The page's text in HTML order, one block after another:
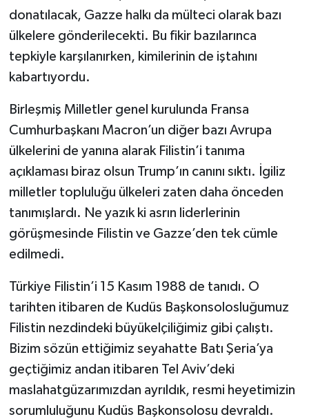
donatılacak, Gazze halkı da mülteci olarak bazı
ülkelere gönderilecekti. Bu fikir bazılarınca
tepkiyle karşılanırken, kimilerinin de iştahını
kabartıyordu.
Birleşmiş Milletler genel kurulunda Fransa
Cumhurbaşkanı Macron’un diğer bazı Avrupa
ülkelerini de yanına alarak Filistin’i tanıma
açıklaması biraz olsun Trump’ın canını sıktı. İgiliz
milletler topluluğu ülkeleri zaten daha önceden
tanımışlardı. Ne yazık ki asrın liderlerinin
görüşmesinde Filistin ve Gazze’den tek cümle
edilmedi.
Türkiye Filistin’i 15 Kasım 1988 de tanıdı. O
tarihten itibaren de Kudüs Başkonsolosluğumuz
Filistin nezdindeki büyükelçiliğimiz gibi çalıştı.
Bizim sözün ettiğimiz seyahatte Batı Şeria’ya
geçtiğimiz andan itibaren Tel Aviv’deki
maslahatgüzarımızdan ayrıldık, resmi heyetimizin
sorumluluğunu Kudüs Başkonsolosu devraldı.